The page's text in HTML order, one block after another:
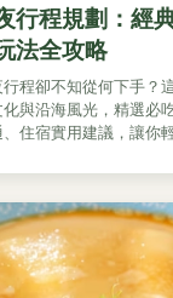
行程規劃：經
法全攻略
程卻不知從何下手？
與沿海風光，精選必
住宿實用建議，讓你